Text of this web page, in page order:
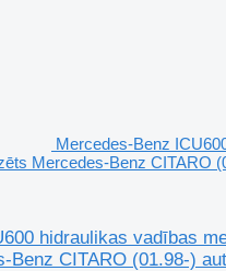
Mercedes-Benz
Mercedes-Benz CITARO
hidraulikas vadības
Benz CITARO (01.98-)